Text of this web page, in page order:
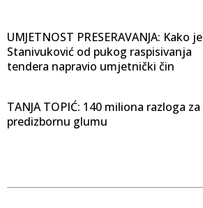
UMJETNOST PRESERAVANJA: Kako je
Stanivuković od pukog raspisivanja
tendera napravio umjetnički čin
TANJA TOPIĆ: 140 miliona razloga za
predizbornu glumu